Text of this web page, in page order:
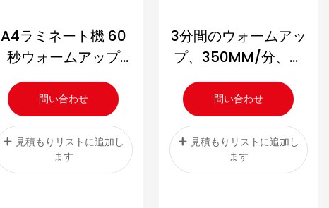
A4ラミネート機 60
秒ウォームアップ
600mm/分 高速多機
能ラミネーター
DL901D 家庭用 オフ
ィス 学校用
問い合わせ
見積もりリストに追加し
ます
3分間のウォームアッ
プ、350MM/分、照
明付きリバースラミ
ネーター、家庭、オ
フィス、学校用品、
DL805
問い合わせ
見積もりリストに追加し
ます